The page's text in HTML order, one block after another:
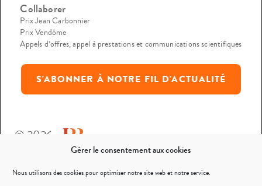
Gérer le consentement aux cookies
Nous utilisons des cookies pour optimiser notre site web et notre service.
Collaborer
Prix Jean Carbonnier
Prix Vendôme
Appels d’offres, appel à prestations et communications scientifiques
S'ABONNER À NOTRE FIL D'ACTUALITÉ
© 2026